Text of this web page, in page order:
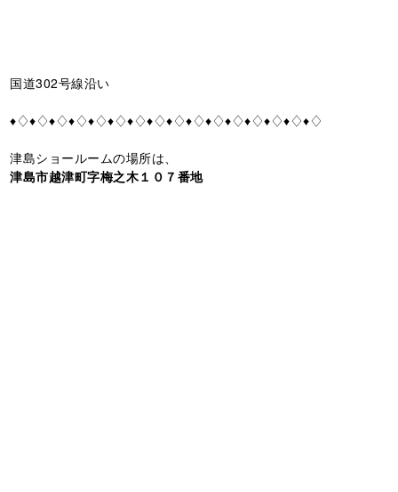
国道302号線沿い
♦♢♦♢♦♢♦♢♦♢♦♢♦♢♦♢♦♢♦♢♦♢♦♢♦♢♦♢♦♢♦♢
津島ショールームの場所は、
津島市越津町字梅之木１０７番地